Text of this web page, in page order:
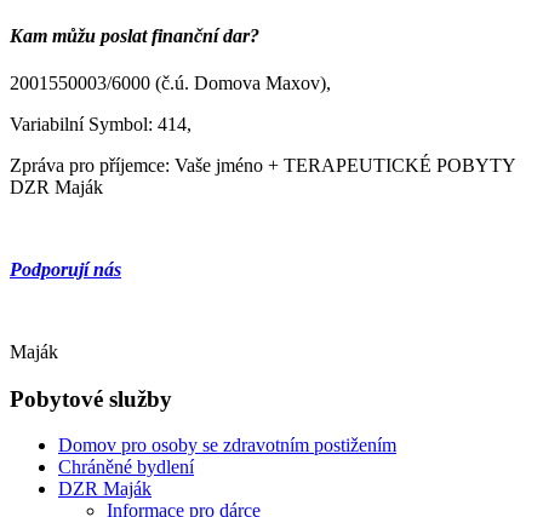
Kam můžu poslat finanční dar?
2001550003/6000 (č.ú. Domova Maxov),
Variabilní Symbol: 414,
Zpráva pro příjemce: Vaše jméno + TERAPEUTICKÉ POBYTY
DZR Maják
Podporují nás
Maják
Pobytové služby
Domov pro osoby se zdravotním postižením
Chráněné bydlení
DZR Maják
Informace pro dárce